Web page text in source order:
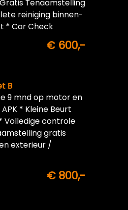
Tenaamstelling
reiniging binnen-
* Car Check
€ 600,-
B
9 mnd op motor en
* Kleine Beurt
Volledige controle
gratis
exterieur /
€ 800,-